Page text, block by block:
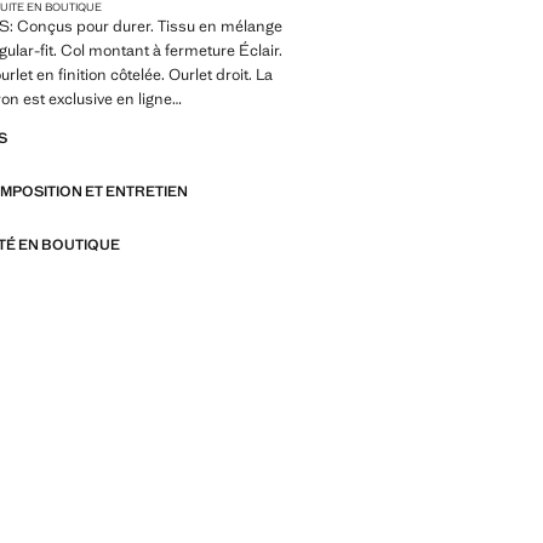
EN BOUTIQUE
Conçus pour durer. Tissu en mélange
fit. Col montant à fermeture Éclair.
en finition côtelée. Ourlet droit. La
est exclusive en ligne
Made to last. Hemos reforzado
a nuestras prendas.
todavía más durables, versátiles y
ET ENTRETIEN
EN BOUTIQUE